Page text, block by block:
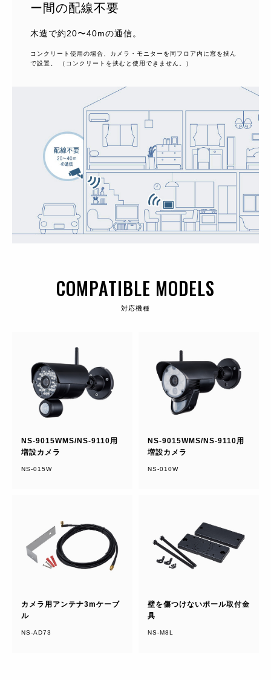
ー間の配線不要
木造で約20〜40mの通信。
コンクリート使用の場合、カメラ・モニターを同フロア内に窓を挟ん
で設置。 （コンクリートを挟むと使用できません。）
COMPATIBLE MODELS
対応機種
NS-9015WMS/NS-9110用
増設カメラ
NS-015W
NS-9015WMS/NS-9110用
増設カメラ
NS-010W
カメラ用アンテナ3mケーブ
ル
NS-AD73
壁を傷つけないポール取付金
具
NS-M8L